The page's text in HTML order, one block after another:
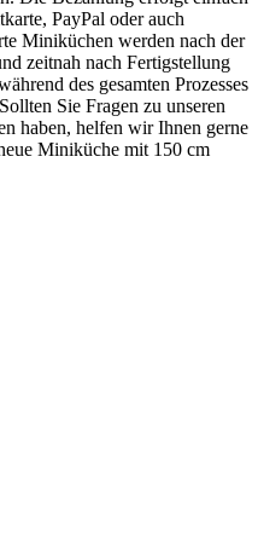
PayPal oder auch
Miniküchen werden nach der
zeitnah nach Fertigstellung
des gesamten Prozesses
Sie Fragen zu unseren
haben, helfen wir Ihnen gerne
Miniküche mit 150 cm